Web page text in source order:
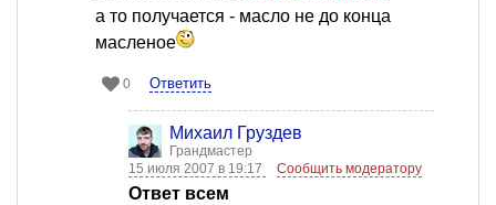
а то получается - масло не до конца
масленое
0 Ответить
Михаил Груздев
Грандмастер
15 июля 2007 в 19:17
Сообщить модератору
Ответ всем